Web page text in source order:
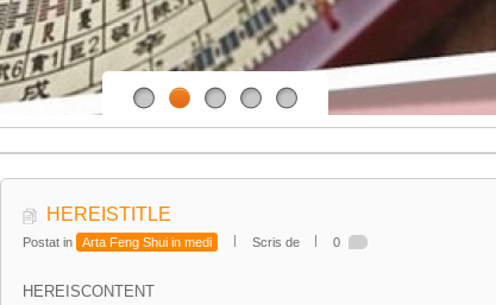
HEREISTITLE
Postat in Arta Feng Shui in medi Scris de 0
HEREISCONTENT